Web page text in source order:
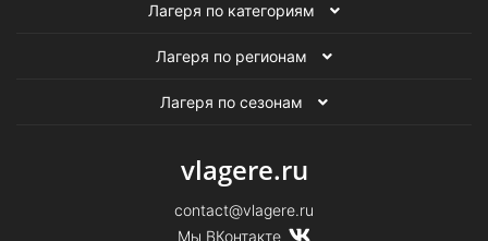
Лагеря по категориям
Лагеря по регионам
Лагеря по сезонам
vlagere.ru
contact@vlagere.ru
Мы ВКонтакте